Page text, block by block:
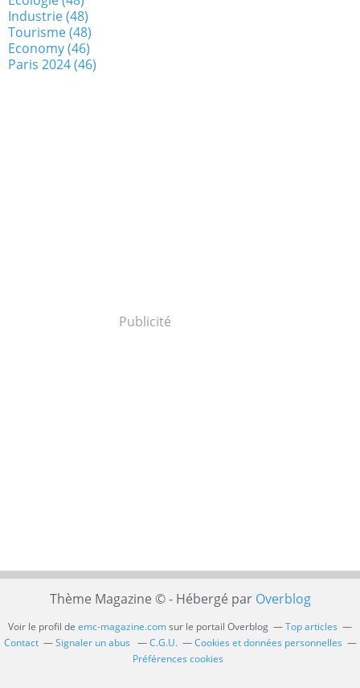
Industrie(48)
Tourisme(48)
Economy(46)
Paris 2024(46)
Publicité
Thème Magazine © - Hébergé par Overblog
Voir le profil de emc-magazine.comsur le portail Overblog
Top articles
Contact
Signaler un abus C.G.U.
Cookies et données personnelles
Préférences cookies